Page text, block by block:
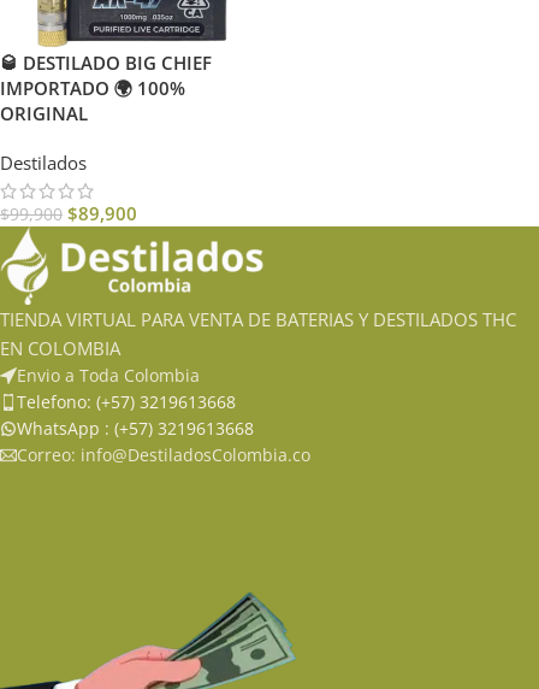
🥃 DESTILADO BIG CHIEF
IMPORTADO 🌍 100%
ORIGINAL
Destilados
$99,900 $89,900
TIENDA VIRTUAL PARA VENTA DE BATERIAS Y DESTILADOS THC
EN COLOMBIA
Envio a Toda Colombia
Telefono: (+57) 3219613668
WhatsApp : (+57) 3219613668
Correo: info@DestiladosColombia.co